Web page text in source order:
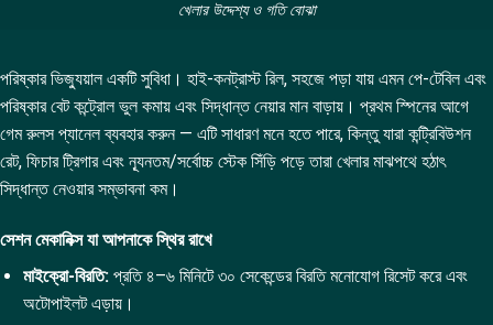
খেলার উদ্দেশ্য ও গতি বোঝা
পরিষ্কার ভিজ্যুয়াল একটি সুবিধা। হাই-কনট্রাস্ট রিল, সহজে পড়া যায় এমন পে-টেবিল এবং
পরিষ্কার বেট কন্ট্রোল ভুল কমায় এবং সিদ্ধান্ত নেয়ার মান বাড়ায়। প্রথম স্পিনের আগে
গেম রুলস প্যানেল ব্যবহার করুন — এটি সাধারণ মনে হতে পারে, কিন্তু যারা কন্ট্রিবিউশন
রেট, ফিচার ট্রিগার এবং ন্যূনতম/সর্বোচ্চ স্টেক সিঁড়ি পড়ে তারা খেলার মাঝপথে হঠাৎ
সিদ্ধান্ত নেওয়ার সম্ভাবনা কম।
সেশন মেকানিক্স যা আপনাকে স্থির রাখে
মাইক্রো-বিরতি:প্রতি ৪–৬ মিনিটে ৩০ সেকেন্ডের বিরতি মনোযোগ রিসেট করে এবং
অটোপাইলট এড়ায়।